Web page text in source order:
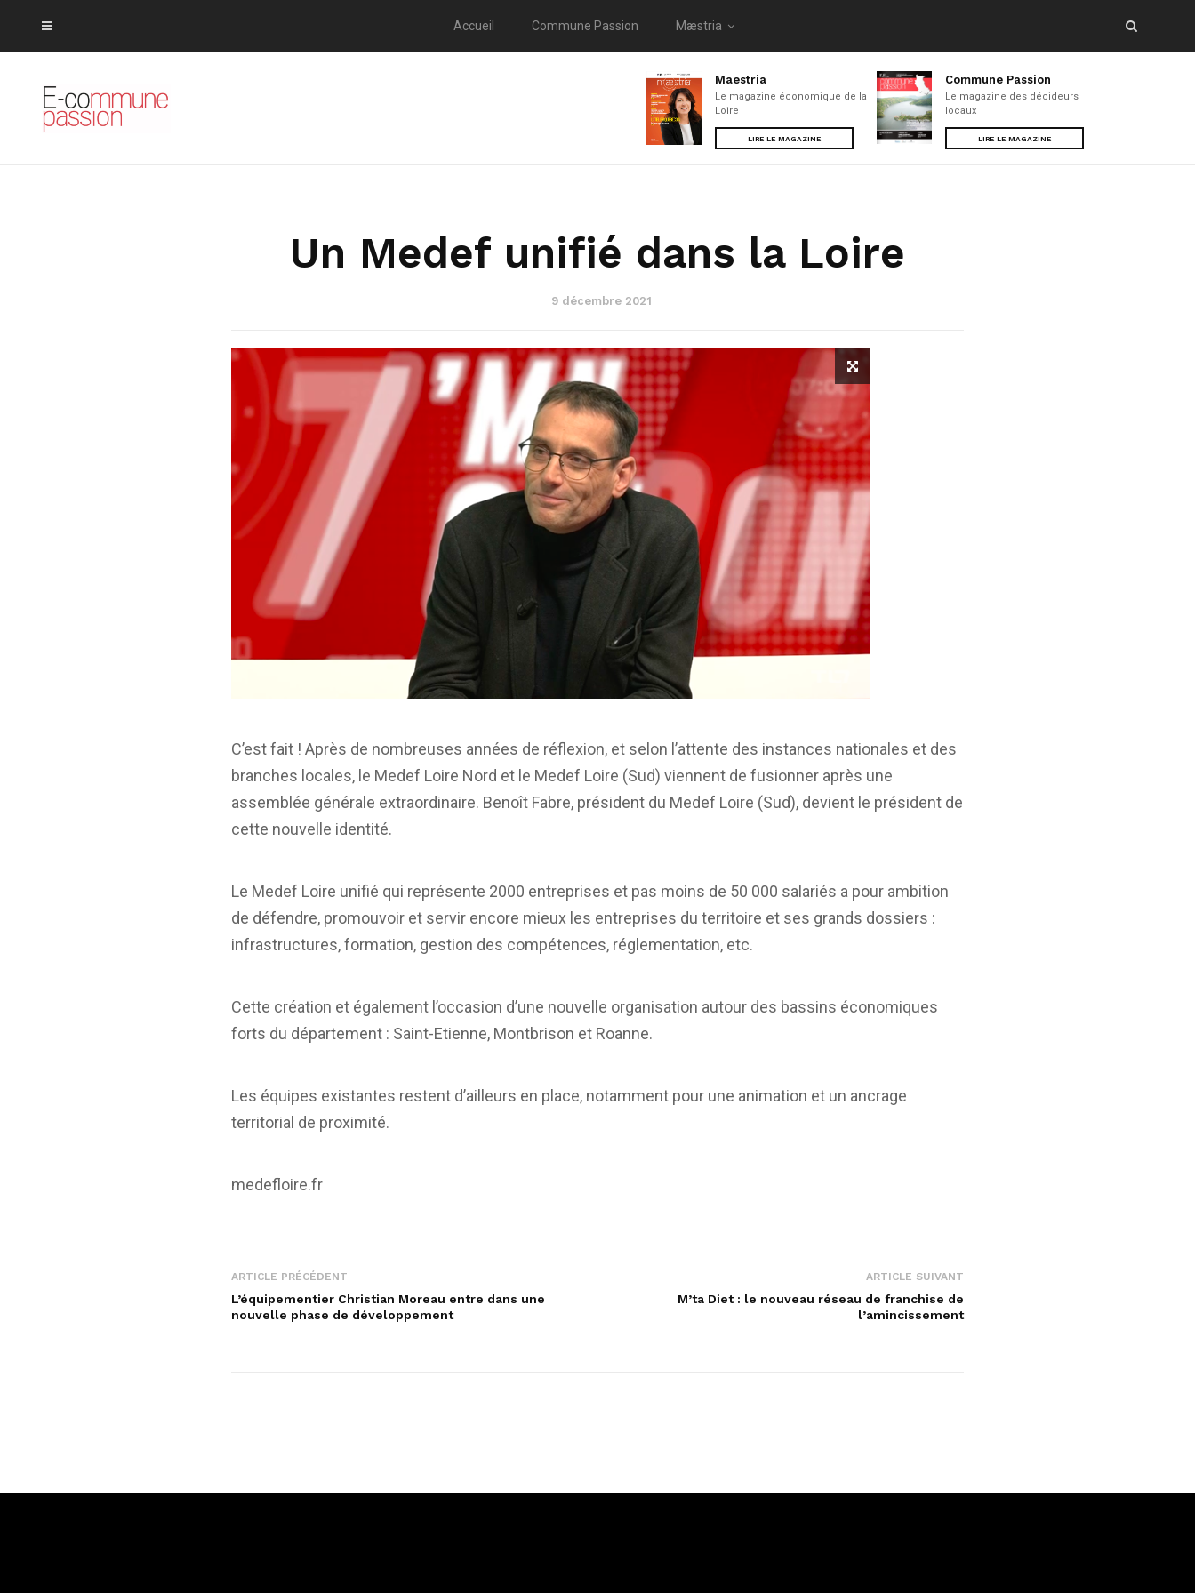
Accueil Commune Passion Mæstria
Maestria
Le magazine économique de la
Loire
LIRE LE MAGAZINE
Commune Passion
Le magazine des décideurs
locaux
LIRE LE MAGAZINE
Un Medef unifié dans la Loire
9 décembre 2021
C’est fait ! Après de nombreuses années de réflexion, et selon l’attente des instances nationales et des
branches locales, le Medef Loire Nord et le Medef Loire (Sud) viennent de fusionner après une
assemblée générale extraordinaire. Benoît Fabre, président du Medef Loire (Sud), devient le président de
cette nouvelle identité.
Le Medef Loire unifié qui représente 2000 entreprises et pas moins de 50 000 salariés a pour ambition
de défendre, promouvoir et servir encore mieux les entreprises du territoire et ses grands dossiers :
infrastructures, formation, gestion des compétences, réglementation, etc.
Cette création et également l’occasion d’une nouvelle organisation autour des bassins économiques
forts du département : Saint-Etienne, Montbrison et Roanne.
Les équipes existantes restent d’ailleurs en place, notamment pour une animation et un ancrage
territorial de proximité.
medefloire.fr
ARTICLE PRÉCÉDENT
L’équipementier Christian Moreau entre dans une
nouvelle phase de développement
ARTICLE SUIVANT
M’ta Diet : le nouveau réseau de franchise de
l’amincissement